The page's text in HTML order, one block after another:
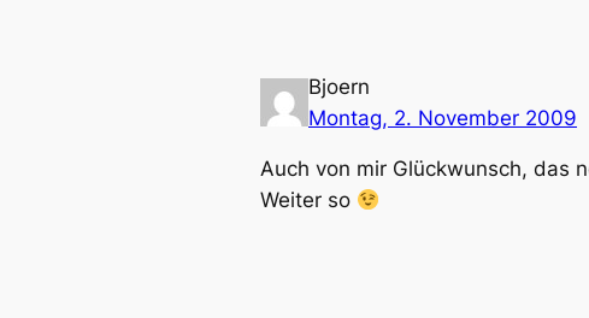
Bjoern
Montag, 2. November 2009
Auch von mir Glückwunsch, das
Weiter so